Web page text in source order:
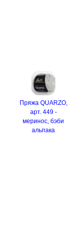
Пряжа QUARZO,
арт. 449 -
меринос, бэби
альпака